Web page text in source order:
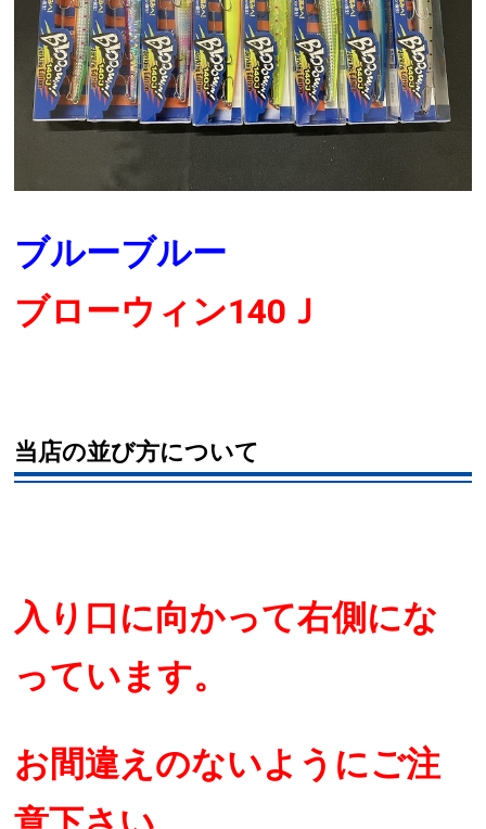
ブルーブルー
ブローウィン140Ｊ
当店の並び方について
入り口に向かって右側にな
っています。
お間違えのないようにご注